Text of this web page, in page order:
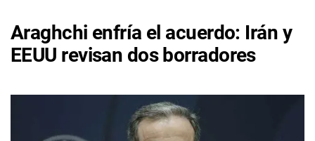
Araghchi enfría el acuerdo: Irán y
EEUU revisan dos borradores